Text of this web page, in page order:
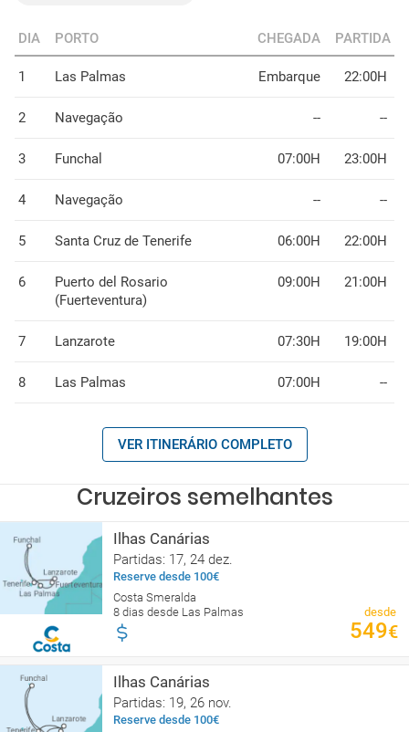
DIA PORTO CHEGADA PARTIDA
1 Las Palmas Embarque 22:00H
2 Navegação -- --
3 Funchal 07:00H 23:00H
4 Navegação -- --
5 Santa Cruz de Tenerife 06:00H 22:00H
6
Puerto del Rosario
(Fuerteventura)
09:00H 21:00H
7 Lanzarote 07:30H 19:00H
8 Las Palmas 07:00H --
VER ITINERÁRIO COMPLETO
Cruzeiros semelhantes
Ilhas Canárias
Partidas: 17, 24 dez.
Reserve desde 100€
Costa Smeralda
8 dias desde Las Palmas
desde
549€
Ilhas Canárias
Partidas: 19, 26 nov.
Reserve desde 100€